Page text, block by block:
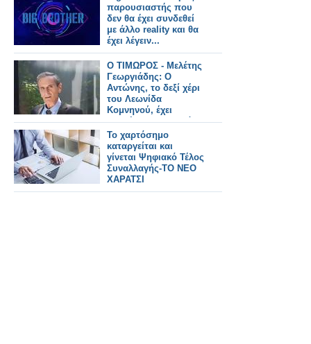
παρουσιαστής που
δεν θα έχει συνδεθεί
με άλλο reality και θα
έχει λέγειν...
Ο ΤΙΜΩΡΟΣ - Μελέτης
Γεωργιάδης: Ο
Αντώνης, το δεξί χέρι
του Λεωνίδα
Κομνηνού, έχει
τραβήξει τη σκανδάλη
και έχει κουκουλώσει
σκάνδαλα !
Το χαρτόσημο
καταργείται και
γίνεται Ψηφιακό Τέλος
Συναλλαγής-ΤΟ ΝΕΟ
ΧΑΡΑΤΣΙ